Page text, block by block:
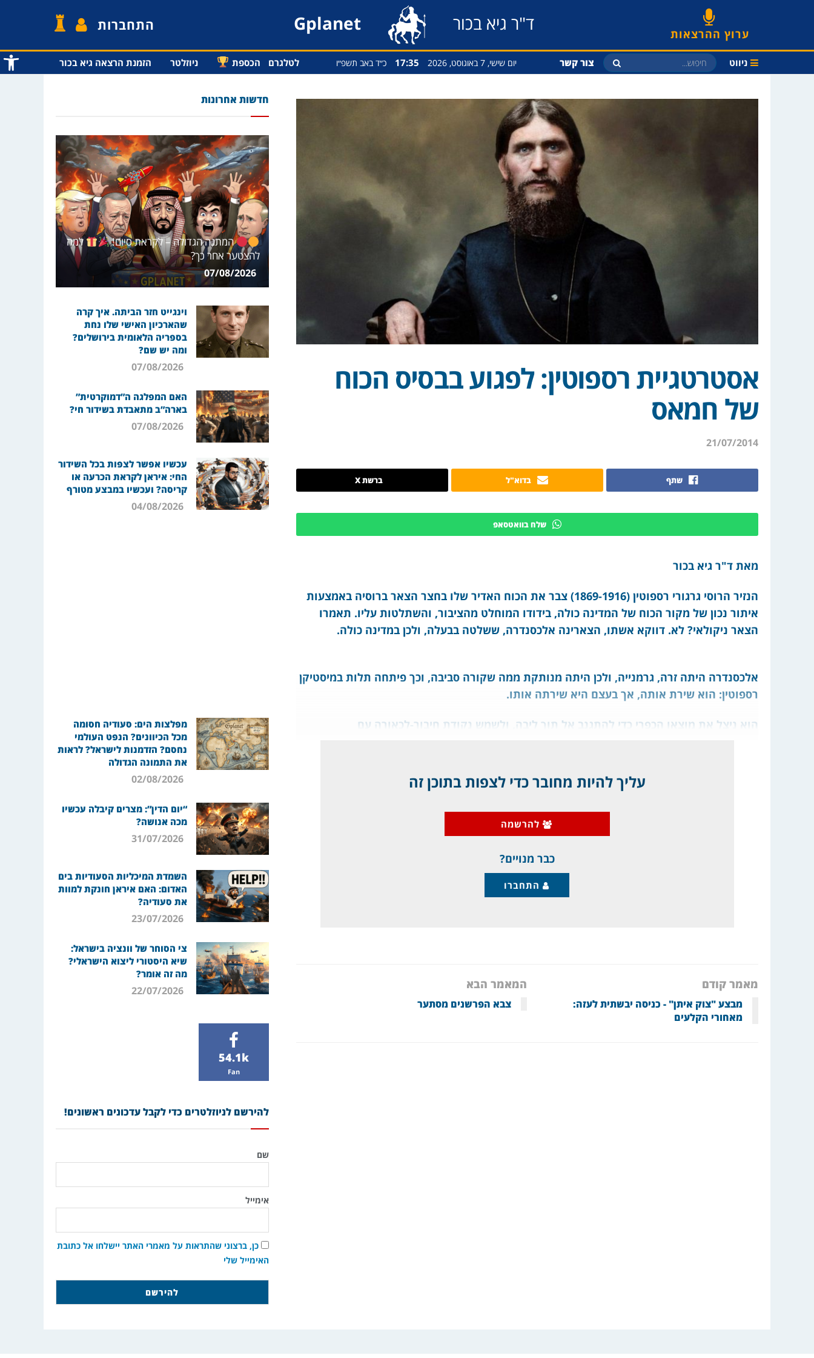
פתח
ערוץ ההרצאות ד"ר גיא בכור Gplanet התחברות
ניווט צור קשר יום שישי, 7 באוגוסט, 2026 17:35 כ״ד באב תשפ״ו לטלגרם הכספת ניוזלטר הזמנת הרצאה גיא בכור
אסטרטגיית רספוטין: לפגוע בבסיס הכוח
של חמאס
21/07/2014
שתף בדוא"ל ברשת X
שלח בוואטסאפ
מאת ד"ר גיא בכור
הנזיר הרוסי גרגורי רספוטין (1869-1916) צבר את הכוח האדיר שלו בחצר הצאר ברוסיה באמצעות
איתור נכון של מקור הכוח של המדינה כולה, בידודו המוחלט מהציבור, והשתלטות עליו. תאמרו
הצאר ניקולאי? לא. דווקא אשתו, הצארינה אלכסנדרה, ששלטה בבעלה, ולכן במדינה כולה.
אלכסנדרה היתה זרה, גרמנייה, ולכן היתה מנותקת ממה שקורה סביבה, וכך פיתחה תלות במיסטיקן
רספוטין: הוא שירת אותה, אך בעצם היא שירתה אותו.
הוא ניצל את מוצאו הכפרי כדי להתגנב אל תוך ליבה, ולשמש נקודת חיבור-לכאורה עם
עליך להיות מחובר כדי לצפות בתוכן זה
להרשמה
כבר מנויים?
התחברו
מאמר קודם
מבצע "צוק איתן" - כניסה יבשתית לעזה:
מאחורי הקלעים
המאמר הבא
צבא הפרשנים מסתער
חדשות אחרונות
המתנה הגדולה – לקראת סיום!
למה
להצטער אחר כך?
07/08/2026
וינגייט חזר הביתה. איך קרה
שהארכיון האישי שלו נחת
בספריה הלאומית בירושלים?
ומה יש שם?
07/08/2026
האם המפלגה ה”דמוקרטית”
בארה”ב מתאבדת בשידור חי?
07/08/2026
עכשיו אפשר לצפות בכל השידור
החי: איראן לקראת הכרעה או
קריסה? ועכשיו במבצע מטורף
04/08/2026
מפלצות הים: סעודיה חסומה
מכל הכיוונים? הנפט העולמי
נחסם? הזדמנות לישראל? לראות
את התמונה הגדולה
02/08/2026
“יום הדין”: מצרים קיבלה עכשיו
מכה אנושה?
31/07/2026
השמדת המיכליות הסעודיות בים
האדום: האם איראן חונקת למוות
את סעודיה?
23/07/2026
צי הסוחר של וונציה בישראל:
שיא היסטורי ליצוא הישראלי?
מה זה אומר?
22/07/2026
54.1k
Fan
להירשם לניוזלטרים כדי לקבל עדכונים ראשונים!
שם
אימייל
כן, ברצוני שהתראות על מאמרי האתר יישלחו אל כתובת
האימייל שלי